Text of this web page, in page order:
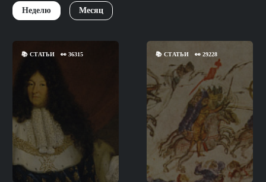
Неделю Месяц
📚 СТАТЬИ 👀 36315 📚СТАТЬИ 👀29228